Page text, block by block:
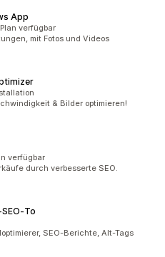
App
verfügbar
mit Fotos und Videos
& Bilder optimieren!
verfügbar
durch verbesserte SEO.
SEO-Berichte, Alt-Tags